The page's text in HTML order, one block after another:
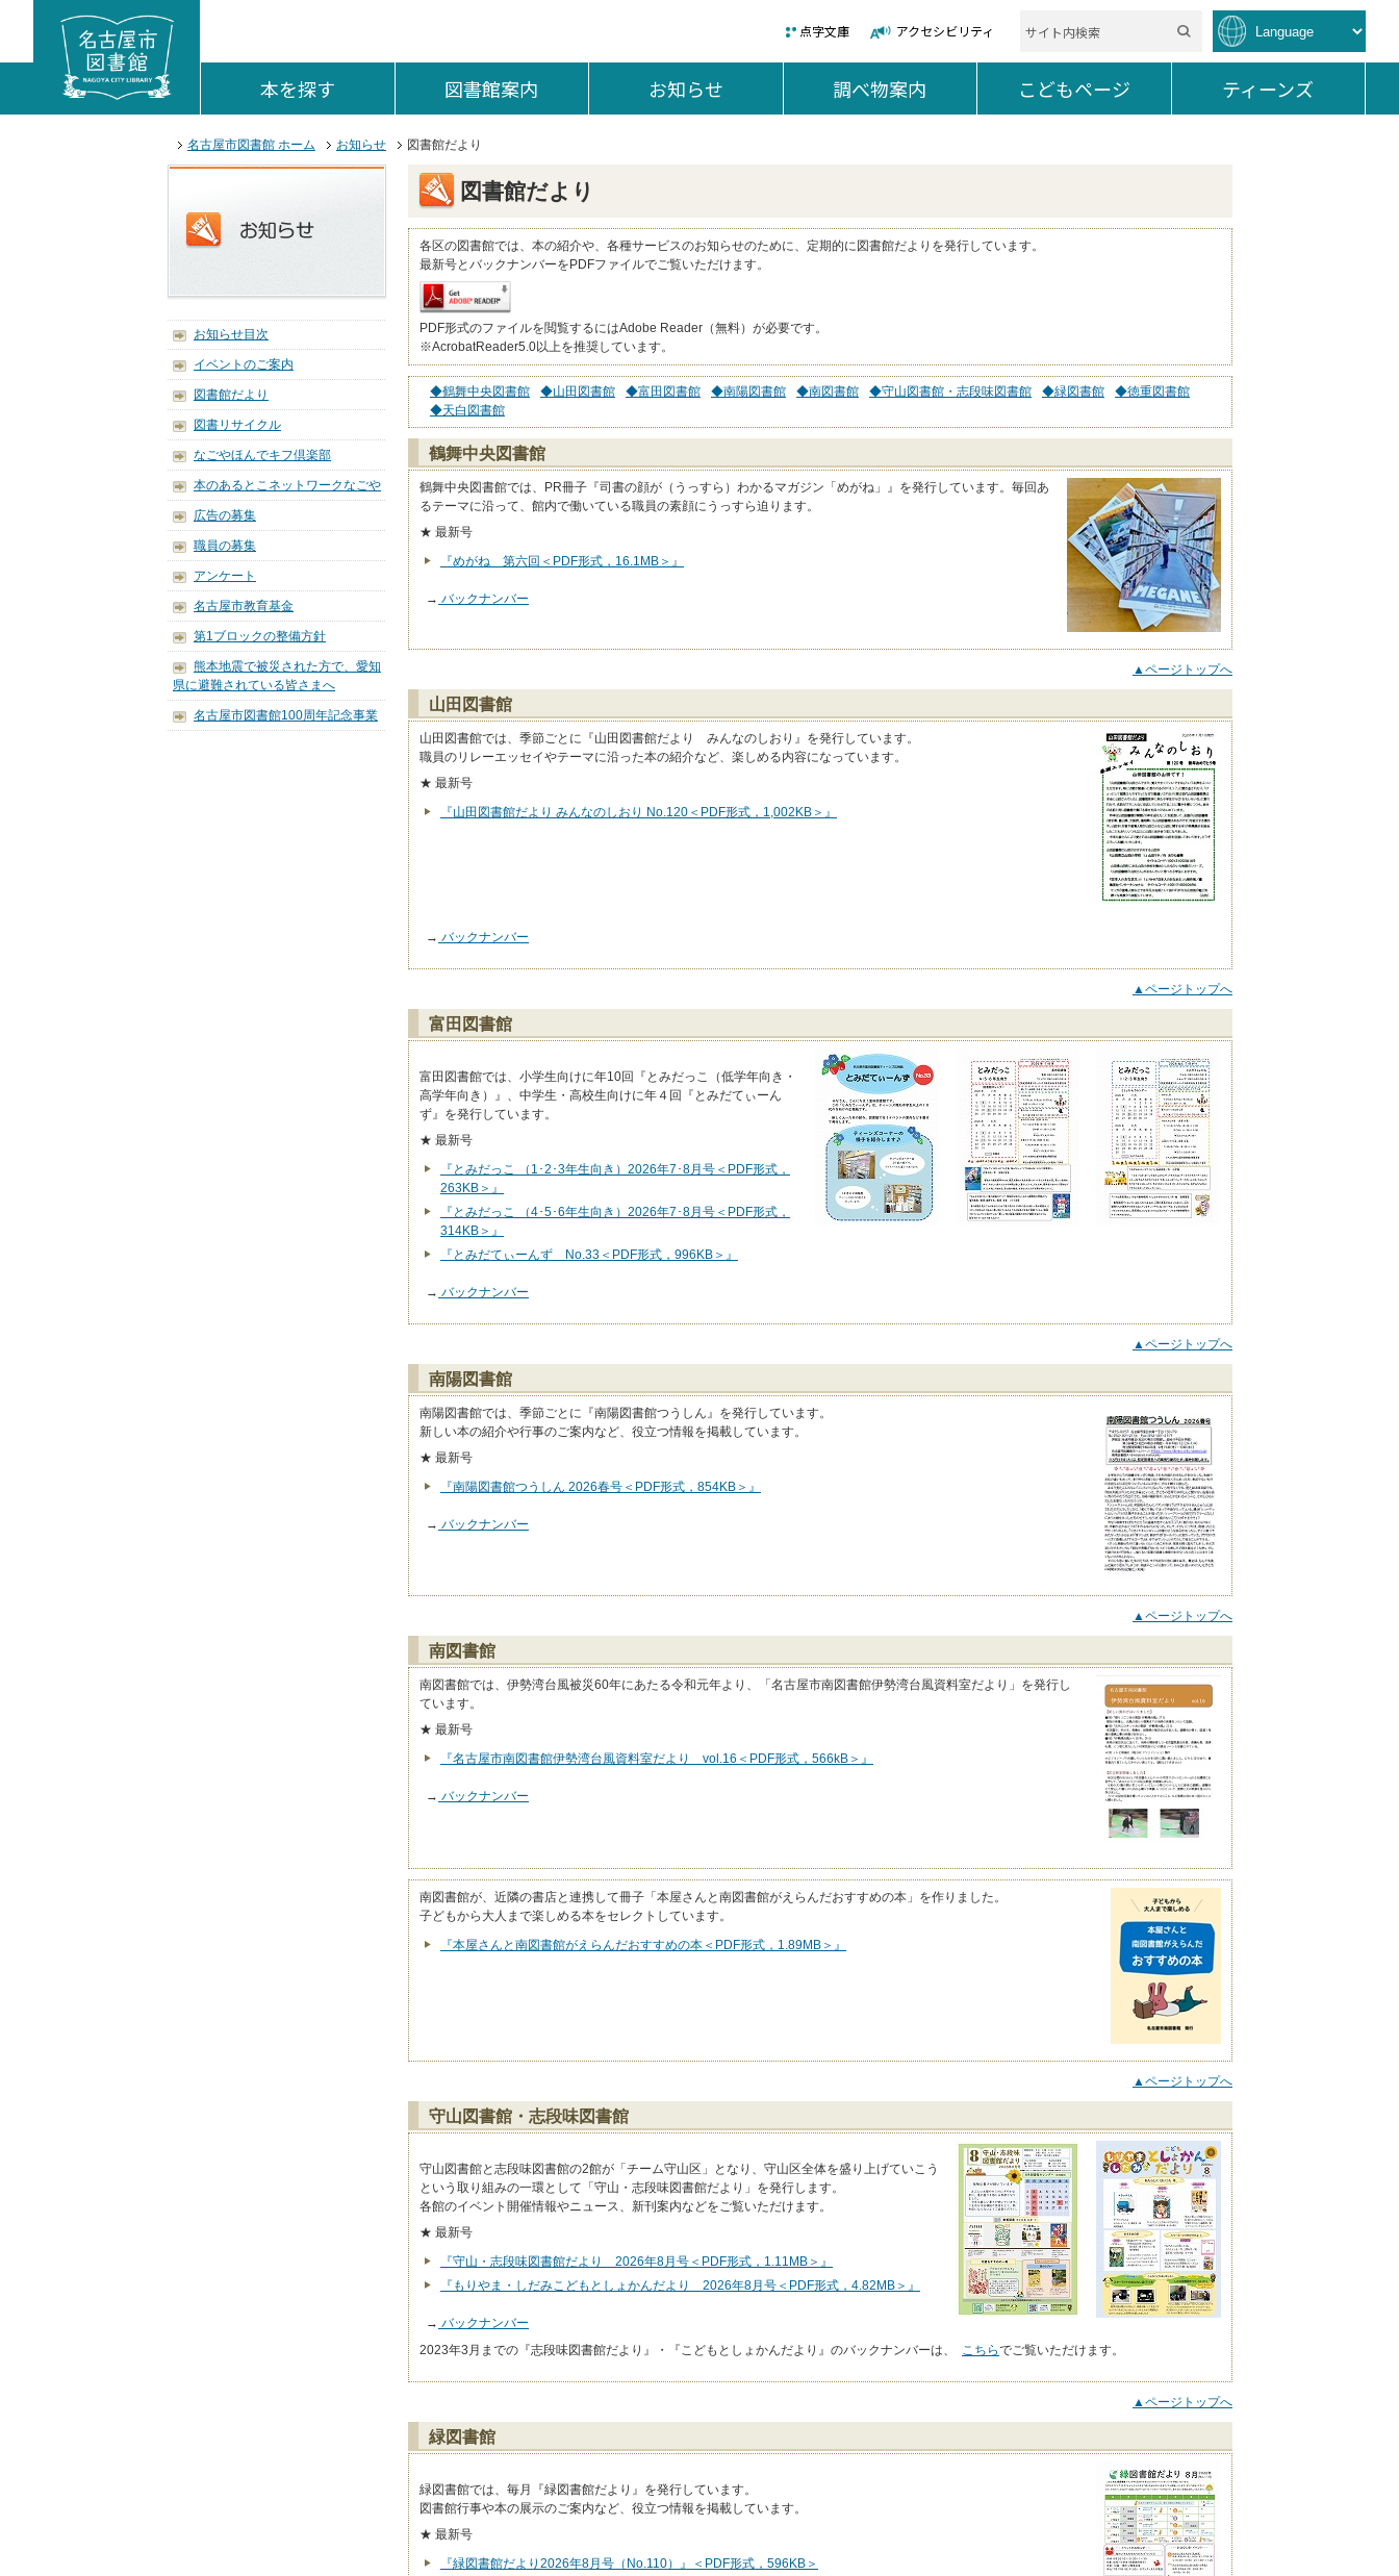
ここからサイト内共通メニューです。
サイト内共通メニューをスキップする
点字文庫 アクセシビリティ
本を探す 図書館案内 お知らせ 調べ物案内 こどもページ ティーンズ
サイト内共通メニューここまで。
名古屋市図書館 ホーム
お知らせ 図書館だより
お知らせ目次
イベントのご案内
図書館だより
図書リサイクル
なごやほんでキフ倶楽部
本のあるとこネットワークなごや
広告の募集
職員の募集
アンケート
名古屋市教育基金
第1ブロックの整備方針
熊本地震で被災された方で、愛知
県に避難されている皆さまへ
名古屋市図書館100周年記念事業
図書館だより
各区の図書館では、本の紹介や、各種サービスのお知らせのために、定期的に図書館だよりを発行しています。
最新号とバックナンバーをPDFファイルでご覧いただけます。
PDF形式のファイルを閲覧するにはAdobe Reader（無料）が必要です。
※AcrobatReader5.0以上を推奨しています。
◆鶴舞中央図書館 ◆山田図書館 ◆富田図書館 ◆南陽図書館 ◆南図書館 ◆守山図書館・志段味図書館 ◆緑図書館
◆徳重図書館
◆天白図書館
鶴舞中央図書館
鶴舞中央図書館では、PR冊子『司書の顔が（うっすら）わかるマガジン「めがね」』を発行しています。毎回あ
るテーマに沿って、館内で働いている職員の素顔にうっすら迫ります。
★ 最新号
『めがね 第六回＜PDF形式，16.1MB＞』
→ バックナンバー
▲ページトップへ
山田図書館
山田図書館では、季節ごとに『山田図書館だより みんなのしおり』を発行しています。
職員のリレーエッセイやテーマに沿った本の紹介など、楽しめる内容になっています。
★ 最新号
『山田図書館だより みんなのしおり No.120＜PDF形式，1,002KB＞』
→ バックナンバー
▲ページトップへ
富田図書館
富田図書館では、小学生向けに年10回『とみだっこ（低学年向き・
高学年向き）』、中学生・高校生向けに年４回『とみだてぃーん
ず』を発行しています。
★ 最新号
『とみだっこ （1･2･3年生向き）2026年7･8月号＜PDF形式，
263KB＞』
『とみだっこ （4･5･6年生向き）2026年7･8月号＜PDF形式，
314KB＞』
『とみだてぃーんず No.33＜PDF形式，996KB＞』
→ バックナンバー
▲ページトップへ
南陽図書館
南陽図書館では、季節ごとに『南陽図書館つうしん』を発行しています。
新しい本の紹介や行事のご案内など、役立つ情報を掲載しています。
★ 最新号
『南陽図書館つうしん 2026春号＜PDF形式，854KB＞』
→ バックナンバー
▲ページトップへ
南図書館
南図書館では、伊勢湾台風被災60年にあたる令和元年より、「名古屋市南図書館伊勢湾台風資料室だより」を発行し
ています。
★ 最新号
『名古屋市南図書館伊勢湾台風資料室だより vol.16＜PDF形式，566kB＞』
→ バックナンバー
南図書館が、近隣の書店と連携して冊子「本屋さんと南図書館がえらんだおすすめの本」を作りました。
子どもから大人まで楽しめる本をセレクトしています。
『本屋さんと南図書館がえらんだおすすめの本＜PDF形式，1.89MB＞』
▲ページトップへ
守山図書館・志段味図書館
守山図書館と志段味図書館の2館が「チーム守山区」となり、守山区全体を盛り上げていこう
という取り組みの一環として「守山・志段味図書館だより」を発行します。
各館のイベント開催情報やニュース、新刊案内などをご覧いただけます。
★ 最新号
『守山・志段味図書館だより 2026年8月号＜PDF形式，1.11MB＞』
『もりやま・しだみこどもとしょかんだより 2026年8月号＜PDF形式，4.82MB＞』
→ バックナンバー
2023年3月までの『志段味図書館だより』・『こどもとしょかんだより』のバックナンバーは、 こちらでご覧いただけます。
▲ページトップへ
緑図書館
緑図書館では、毎月『緑図書館だより』を発行しています。
図書館行事や本の展示のご案内など、役立つ情報を掲載しています。
★ 最新号
『緑図書館だより2026年8月号（No.110）』＜PDF形式，596KB＞